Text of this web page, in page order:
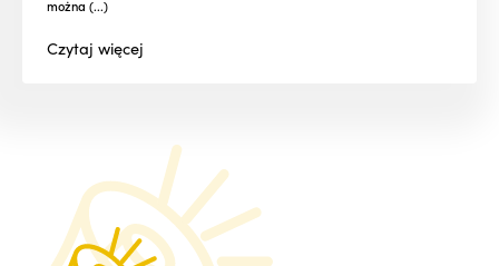
można (...)
Czytajwięcej